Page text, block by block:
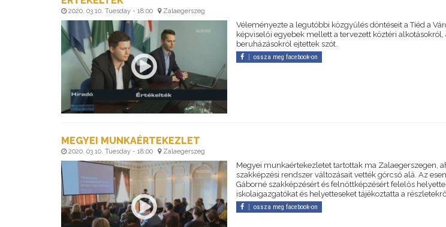
2020. 03 10. Tuesday - 18:00 Zalaegerszeg
Véleményezte a legutóbbi közgyűlés döntéseit a Tiéd a
képviselői egyebek mellett a tervezett köztéri
beruházásokról ejtettek szót.
ossza meg facebook-on
MEGYEI MUNKAÉRTEKEZLET
2020. 03 10. Tuesday - 18:00 Zalaegerszeg
Megyei munkaértekezletet tartottak ma Zalaegerszegen,
szakképzési rendszer változásait vették górcső alá. Az
Gáborné szakképzésért és felnőttképzésért felelős
iskolaigazgatókat és helyetteseket tájékoztatta a
ossza meg facebook-on